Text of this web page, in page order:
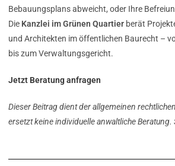
Bebauungsplans abweicht, oder Ihre
Die Kanzlei im Grünen Quartier berät
und Architekten im öffentlichen Baurecht –
bis zum Verwaltungsgericht.
Jetzt Beratung anfragen
Dieser Beitrag dient der allgemeinen
ersetzt keine individuelle anwaltliche Beratung.